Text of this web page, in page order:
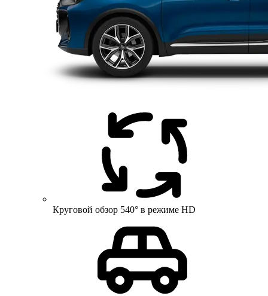
Круговой обзор 540° в режиме HD